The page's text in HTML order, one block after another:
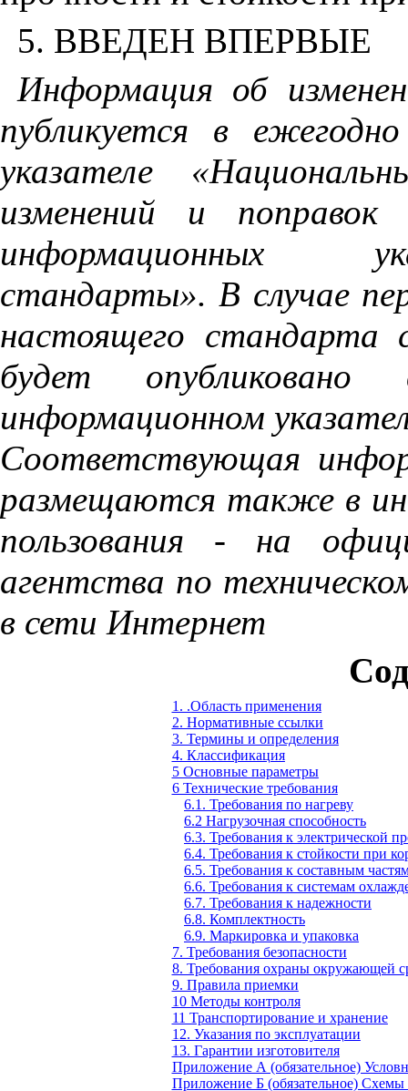
5. ВВЕДЕН ВПЕРВЫЕ
Информация об
публикуется в
указателе
изменений и
информационных
стандарты». В случае
настоящего стандарта
будет опубликовано
информационном
Соответствующая
размещаются также в
пользования - на
агентства по
в сети Интернет
1. .Область применения
2. Нормативные ссылки
3. Термины и определения
4. Классификация
5 Основные параметры
6 Технические требования
6.1. Требования по нагреву
6.2 Нагрузочная способность
6.3. Требования к электрической
6.4. Требования к стойкости при
6.5. Требования к составным
6.6. Требования к системам
6.7. Требования к надежности
6.8. Комплектность
6.9. Маркировка и упаковка
7. Требования безопасности
8. Требования охраны окружающей
9. Правила приемки
10 Методы контроля
11 Транспортирование и хранение
12. Указания по эксплуатации
13. Гарантии изготовителя
Приложение А (обязательное)
Приложение Б (обязательное)